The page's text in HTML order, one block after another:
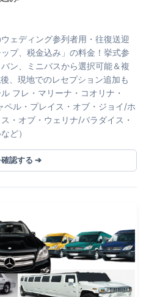
ェディング参列者用・往復送迎
プ、税金込み」の料金！挙式参
ン、ミニバスから選択可能＆複
、現地でのレセプション追加も
フレ・マリーナ・コオリナ・
ペル・プレイス・オブ・ジョイ/ホ
・オブ・ウェリナ/パラダイス・
ど）
認する ➔